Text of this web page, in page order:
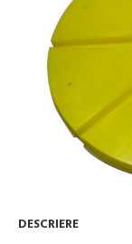
DESCRIERE